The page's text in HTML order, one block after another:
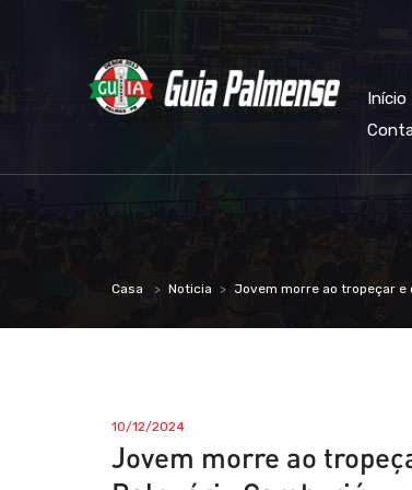
Início
Casa Noticia Jovem morre ao tropeçar e
10/12/2024
Jovem morre ao